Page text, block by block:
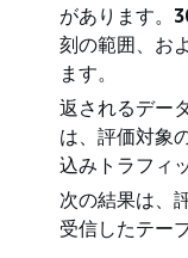
があります。
刻の範囲、お
ます。
返されるデー
は、評価対象
込みトラフィ
次の結果は、
受信したテー